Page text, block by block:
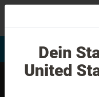
Bewertung Ihres
Dein
United